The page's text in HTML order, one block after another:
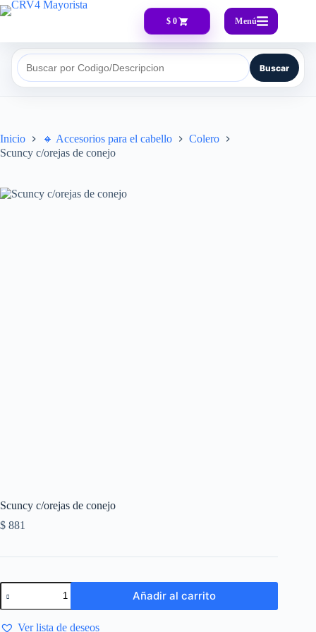
$ 0 Menú
Buscar por Codigo/Descripcion Buscar
Inicio 🔸​ Accesorios para el cabello
Colero
Scuncy c/orejas de conejo
Scuncy c/orejas de conejo
$ 881
Añadir al carrito
Ver lista de deseos